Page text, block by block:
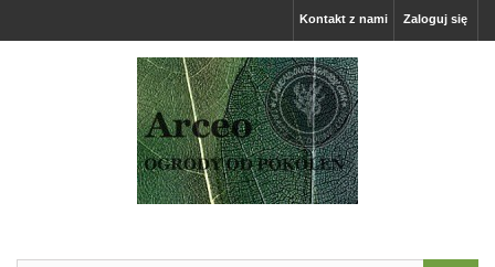
Zaloguj się
Kontakt z nami